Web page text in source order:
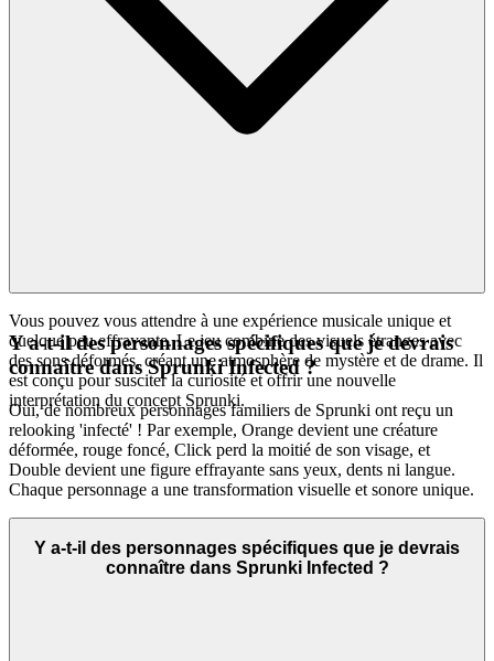
Vous pouvez vous attendre à une expérience musicale unique et
quelque peu effrayante. Le jeu combine des visuels étranges avec
des sons déformés, créant une atmosphère de mystère et de drame. Il
est conçu pour susciter la curiosité et offrir une nouvelle
interprétation du concept Sprunki.
Y a-t-il des personnages spécifiques que je devrais
connaître dans Sprunki Infected ?
Oui, de nombreux personnages familiers de Sprunki ont reçu un
relooking 'infecté' ! Par exemple, Orange devient une créature
déformée, rouge foncé, Click perd la moitié de son visage, et
Double devient une figure effrayante sans yeux, dents ni langue.
Chaque personnage a une transformation visuelle et sonore unique.
Y a-t-il des personnages spécifiques que je devrais
connaître dans Sprunki Infected ?